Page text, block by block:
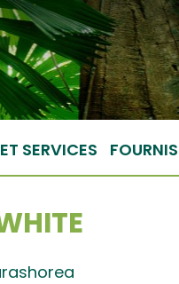
SERVICES